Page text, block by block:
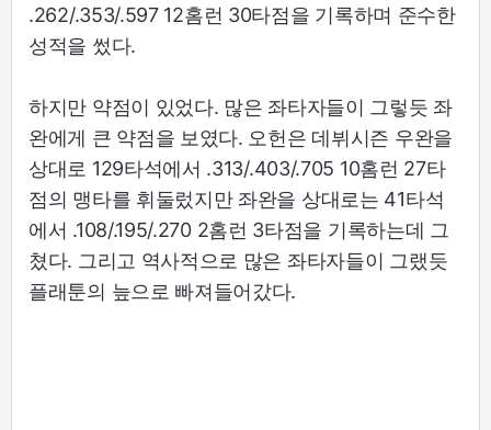
.262/.353/.597 12홈런 30타점을 기록하며 준수한
성적을 썼다.
하지만 약점이 있었다. 많은 좌타자들이 그렇듯 좌
완에게 큰 약점을 보였다. 오헌은 데뷔시즌 우완을
상대로 129타석에서 .313/.403/.705 10홈런 27타
점의 맹타를 휘둘렀지만 좌완을 상대로는 41타석
에서 .108/.195/.270 2홈런 3타점을 기록하는데 그
쳤다. 그리고 역사적으로 많은 좌타자들이 그랬듯
플래툰의 늪으로 빠져들어갔다.